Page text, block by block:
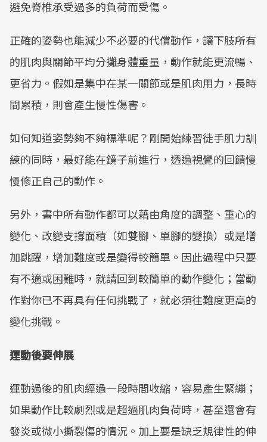
避免脊椎承受過多的負荷而受傷。
正確的姿勢也能減少不必要的代償動作，讓下肢所有
的肌肉與關節平均分攤身體重量，動作就能更流暢、
更省力。假如是集中在某一關節或是肌肉用力，長時
間累積，則會產生慢性傷害。
如何知道姿勢夠不夠標準呢？剛開始練習徒手肌力訓
練的同時，最好能在鏡子前進行，透過視覺的回饋慢
慢修正自己的動作。
另外，書中所有動作都可以藉由角度的調整、重心的
變化、改變支撐面積（如雙腳、單腳的變換）或是增
加跳躍，增加難度或是變得較簡單。因此過程中只要
有不適或困難時，就請回到較簡單的動作變化；當動
作對你已不再具有任何挑戰了，就必須往難度更高的
變化挑戰。
運動後要伸展
運動過後的肌肉經過一段時間收縮，容易產生緊繃；
如果動作比較劇烈或是超過肌肉負荷時，甚至還會有
發炎或微小撕裂傷的情況。加上要是缺乏規律性的伸